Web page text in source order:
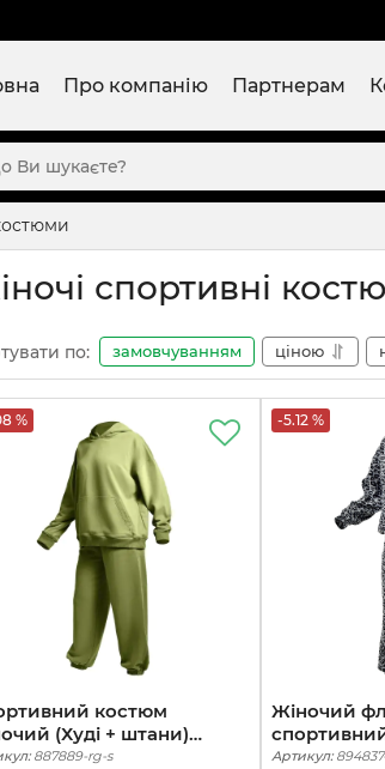
Про компанію Партнерам
спортивні
по: замовчуванням ціною
%
костюм
(Худі + штани)
Green
887889-rg-s
-5.12 %
Жіночий
штани)
Артикул: